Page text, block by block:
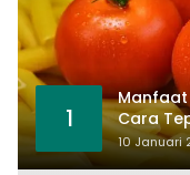
1
Manfaat
Cara
10 Januari